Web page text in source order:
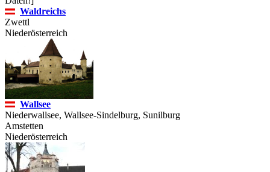
Waldreichs
Zwettl
Niederösterreich
Wallsee
Niederwallsee, Wallsee-Sindelburg, Sunilburg
Amstetten
Niederösterreich